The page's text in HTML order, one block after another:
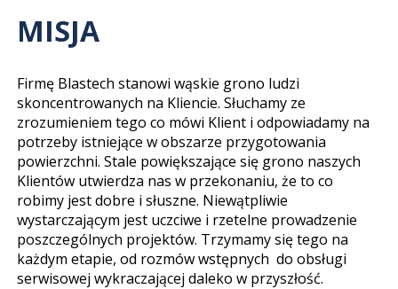
Śrutownice specjalistyczne
Kompresory RS - Direkt
Kompresory bezolejowe
Doprężacze RS-M
Przygotowanie powierzchni
Transport technologiczny
ZASTOSOWANIE
MISJA
Firmę Blastech stanowi wąskie grono ludzi
skoncentrowanych na Kliencie. Słuchamy ze
zrozumieniem tego co mówi Klient i odpowiadamy na
potrzeby istniejące w obszarze przygotowania
powierzchni. Stale powiększające się grono naszych
Klientów utwierdza nas w przekonaniu, że to co
robimy jest dobre i słuszne. Niewątpliwie
wystarczającym jest uczciwe i rzetelne prowadzenie
poszczególnych projektów. Trzymamy się tego na
każdym etapie, od rozmów wstępnych do obsługi
serwisowej wykraczającej daleko w przyszłość.